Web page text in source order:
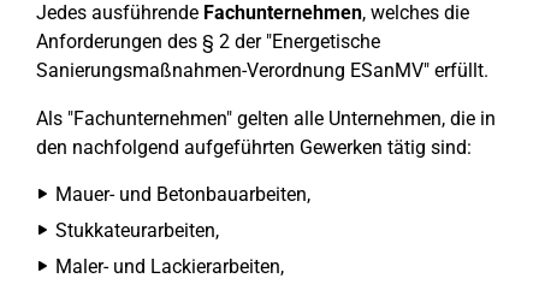
Jedes ausführende Fachunternehmen, welches die
Anforderungen des § 2 der "Energetische
Sanierungsmaßnahmen-Verordnung ESanMV" erfüllt.
Als "Fachunternehmen" gelten alle Unternehmen, die in
den nachfolgend aufgeführten Gewerken tätig sind:
Mauer- und Betonbauarbeiten,
Stukkateurarbeiten,
Maler- und Lackierarbeiten,